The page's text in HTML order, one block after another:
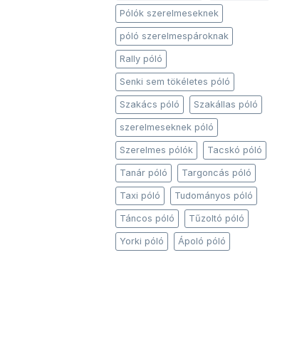
Pólók szerelmeseknek
póló szerelmespároknak
Rally póló
Senki sem tökéletes póló
Szakács póló Szakállas póló
szerelmeseknek póló
Szerelmes pólók Tacskó póló
Tanár póló Targoncás póló
Taxi póló Tudományos póló
Táncos póló Tűzoltó póló
Yorki póló Ápoló póló